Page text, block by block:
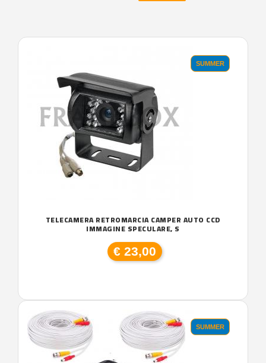
SUMMER
TELECAMERA RETROMARCIA CAMPER AUTO CCD
IMMAGINE SPECULARE, S
€ 23,00
SUMMER